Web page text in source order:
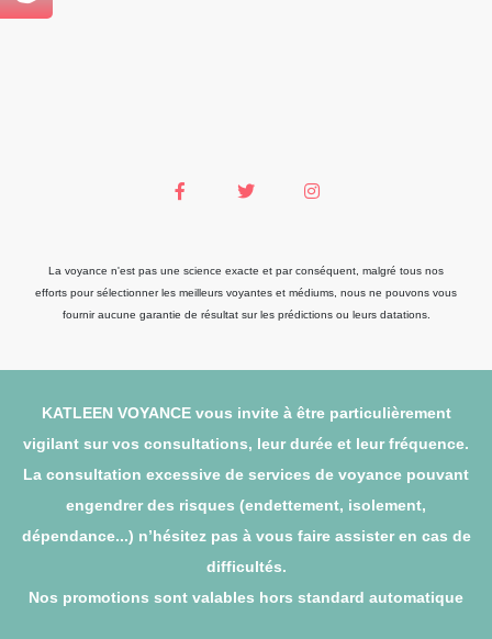
La voyance n'est pas une science exacte et par conséquent, malgré tous nos
efforts pour sélectionner les meilleurs voyantes et médiums, nous ne pouvons vous
fournir aucune garantie de résultat sur les prédictions ou leurs datations.
KATLEEN VOYANCE vous invite à être particulièrement
vigilant sur vos consultations, leur durée et leur fréquence.
La consultation excessive de services de voyance pouvant
engendrer des risques (endettement, isolement,
dépendance...) n’hésitez pas à vous faire assister en cas de
difficultés.
Nos promotions sont valables hors standard automatique